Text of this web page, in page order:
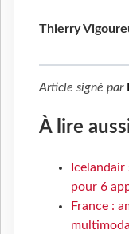
Thierry
Article signé par
À lire
pour 6
France :